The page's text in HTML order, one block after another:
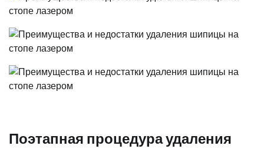
Поэтапная процедура удаления